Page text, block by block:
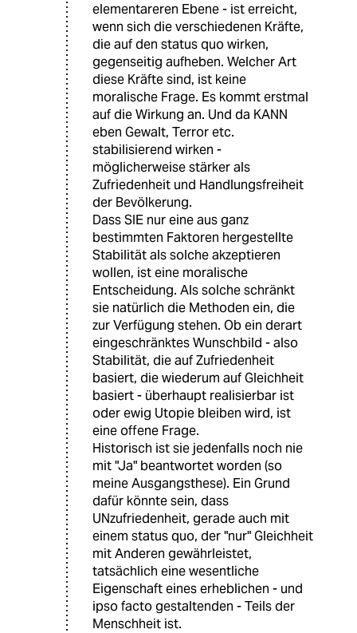
elementareren Ebene - ist erreicht,
wenn sich die verschiedenen Kräfte,
die auf den status quo wirken,
gegenseitig aufheben. Welcher Art
diese Kräfte sind, ist keine
moralische Frage. Es kommt erstmal
auf die Wirkung an. Und da KANN
eben Gewalt, Terror etc.
stabilisierend wirken -
möglicherweise stärker als
Zufriedenheit und Handlungsfreiheit
der Bevölkerung.
Dass SIE nur eine aus ganz
bestimmten Faktoren hergestellte
Stabilität als solche akzeptieren
wollen, ist eine moralische
Entscheidung. Als solche schränkt
sie natürlich die Methoden ein, die
zur Verfügung stehen. Ob ein derart
eingeschränktes Wunschbild - also
Stabilität, die auf Zufriedenheit
basiert, die wiederum auf Gleichheit
basiert - überhaupt realisierbar ist
oder ewig Utopie bleiben wird, ist
eine offene Frage.
Historisch ist sie jedenfalls noch nie
mit "Ja" beantwortet worden (so
meine Ausgangsthese). Ein Grund
dafür könnte sein, dass
UNzufriedenheit, gerade auch mit
einem status quo, der "nur" Gleichheit
mit Anderen gewährleistet,
tatsächlich eine wesentliche
Eigenschaft eines erheblichen - und
ipso facto gestaltenden - Teils der
Menschheit ist.